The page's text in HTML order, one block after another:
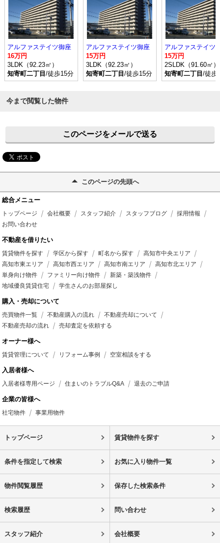
アルファステイツ御座
16万円
3LDK（92.23㎡）
知寄町二丁目 /徒歩15分
アルファステイツ御座
15万円
3LDK（92.23㎡）
知寄町二丁目 /徒歩15分
アルファステイツ
15万円
2SLDK（91.60㎡）
知寄町二丁目 /徒歩
今まで閲覧した物件
このページをメールで送る
このページの先頭へ
総合メニュー
トップページ 会社概要 スタッフ紹介 スタッフブログ
採用情報
お問い合わせ
不動産を借りたい
賃貸物件を探す 学区から探す 町名から探す
高知市中央エリア
高知市東エリア
高知市西エリア 高知市南エリア
高知市北エリア
単身向け物件
ファミリー向け物件
新築・築浅物件
地域優良賃貸住宅
学生さんのお部屋探し
購入・売却について
売買物件一覧 不動産購入の流れ
不動産売却について
不動産売却の流れ
売却査定を依頼する
オーナー様へ
賃貸管理について リフォーム事例 空室相談をする
入居者様へ
入居者様専用ページ 住まいのトラブルQ&A 退去のご申請
企業の皆様へ
社宅物件 事業用物件
トップページ 賃貸物件を探す
条件を指定して検索 お気に入り物件一覧
物件閲覧履歴 保存した検索条件
検索履歴 問い合わせ
スタッフ紹介 会社概要